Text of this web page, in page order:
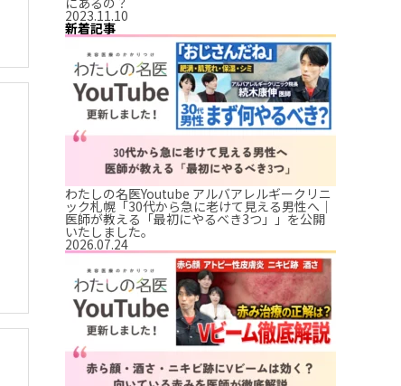
2023.11.10
新着記事
わたしの名医Youtube アルバアレルギークリニ
ック札幌「30代から急に老けて見える男性へ｜
医師が教える「最初にやるべき3つ」」を公開
いたしました。
2026.07.24